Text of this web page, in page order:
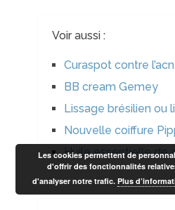
Voir aussi :
Curaspot contre
BB cream Gemey
Lissage brésilien ou
Nouvelle coiffure
Huile essentielle de
Les cookies permettent de
d'offrir des fonctionnalités
d'analyser notre trafic.Plus